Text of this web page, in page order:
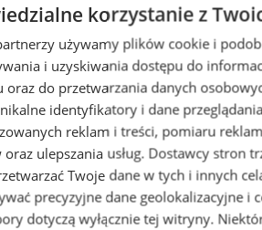
na porodówkę
korzystanie z
używamy plików cookie i
i uzyskiwania dostępu do
oraz do przetwarzania danych
identyfikatory i dane
reklam i treści, pomiaru
ulepszania usług. Dostawcy stron
Twoje dane w tych i innych
precyzyjne dane geolokalizacyjne i
dotyczą wyłącznie tej witryny.